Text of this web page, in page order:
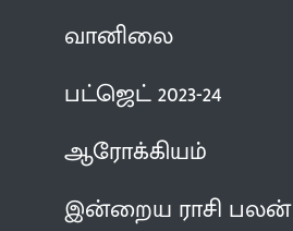
வானிலை
பட்ஜெட் 2023-24
ஆரோக்கியம்
இன்றைய ராசி பலன்